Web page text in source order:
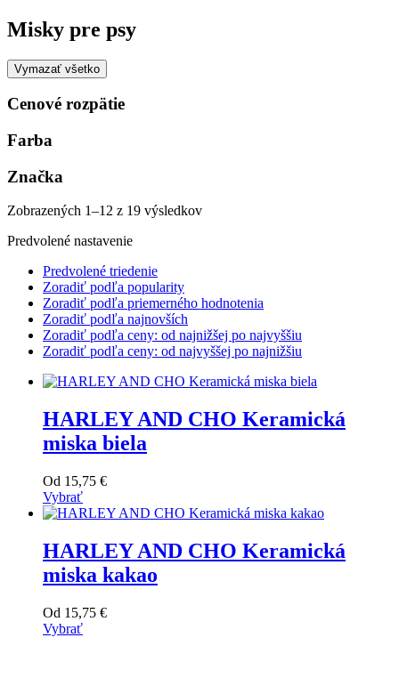
Misky pre psy
Vymazať všetko
Cenové rozpätie
Farba
Značka
Zobrazených 1–12 z 19 výsledkov
Predvolené nastavenie
Predvolené triedenie
Zoradiť podľa popularity
Zoradiť podľa priemerného hodnotenia
Zoradiť podľa najnovších
Zoradiť podľa ceny: od najnižšej po najvyššiu
Zoradiť podľa ceny: od najvyššej po najnižšiu
HARLEY AND CHO Keramická
miska biela
Od 15,75 €
Vybrať
Tento
má
viacero
variantov.
si
môžete
vybrať
HARLEY AND CHO Keramická
miska kakao
Od 15,75 €
Vybrať